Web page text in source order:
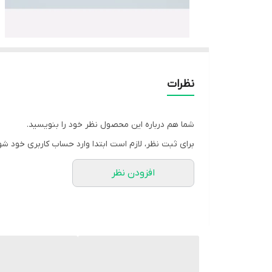
نظرات
شما هم درباره این محصول نظر خود را بنویسید.
برای ثبت نظر، لازم است ابتدا وارد حساب کاربری خود
افزودن نظر